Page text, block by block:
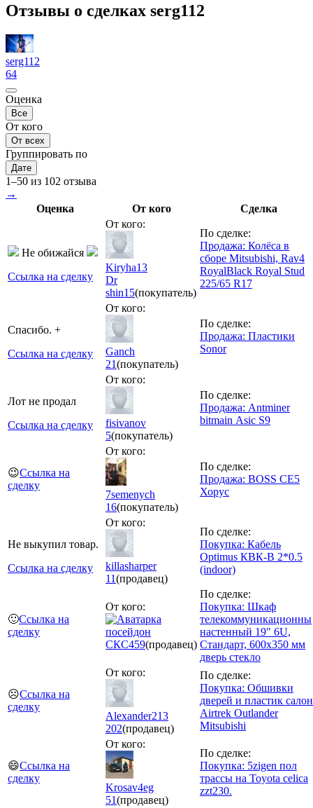
Отзывы о сделках serg112
serg112
64
Оценка
Все
От кого
От всех
Группировать по
Дате
1–50 из 102 отзыва
→
Оценка
От кого Сделка
Не обижайся
Ссылка на сделку
От кого:
Kiryha13
Dr
shin15(покупатель)
По сделке:
Продажа: Колёса в
сборе Mitsubishi, Rav4
RoyalBlack Royal Stud
225/65 R17
Спасибо. +
Ссылка на сделку
От кого:
Ganch
21(покупатель)
По сделке:
Продажа: Пластики
Sonor
Лот не продал
Ссылка на сделку
От кого:
fisivanov
5(покупатель)
По сделке:
Продажа: Аntminer
bitmain Аsic S9
😉Ссылка на
сделку
От кого:
7semenych
16(покупатель)
По сделке:
Продажа: BOSS CE5
Хорус
Не выкупил товар.
Ссылка на сделку
От кого:
killasharper
11(продавец)
По сделке:
Покупка: Кабель
Optimus КВК-В 2*0.5
(indoor)
🙂Ссылка на
сделку
От кого:
посейдон
СКС459(продавец)
По сделке:
Покупка: Шкаф
телекоммуникационны
настенный 19" 6U,
Стандарт, 600x350 мм
дверь стекло
☹️Ссылка на
сделку
От кого:
Alexander213
202(продавец)
По сделке:
Покупка: Обшивки
дверей и пластик
Airtrek Outlander
Mitsubishi
😄Ссылка на
сделку
От кого:
Krosav4eg
51(продавец)
По сделке:
Покупка: 5zigen пол
трассы на Toyota celica
zzt230.